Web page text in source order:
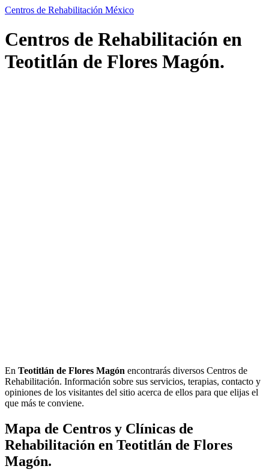
Centros de Rehabilitación México
Centros de Rehabilitación en
Teotitlán de Flores Magón.
En Teotitlán de Flores Magón encontrarás diversos Centros de
Rehabilitación. Información sobre sus servicios, terapias, contacto y
opiniones de los visitantes del sitio acerca de ellos para que elijas el
que más te conviene.
Mapa de Centros y Clínicas de
Rehabilitación en Teotitlán de Flores
Magón.